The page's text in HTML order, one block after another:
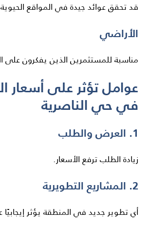
قد تحقق عوائد جيدة في المواقع
الأراضي
مناسبة للمستثمرين الذين يفكرون على
عوامل تؤثر على أسعار
في حي الناصرية
1. العرض والطلب
زيادة الطلب ترفع الأسعار.
2. المشاريع التطويرية
أي تطوير جديد في المنطقة يؤثر إيجابيًا